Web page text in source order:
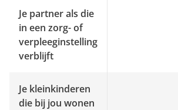
Je partner als die
in een zorg- of
verpleeginstelling
verblijft
Je kleinkinderen
die bij jou wonen